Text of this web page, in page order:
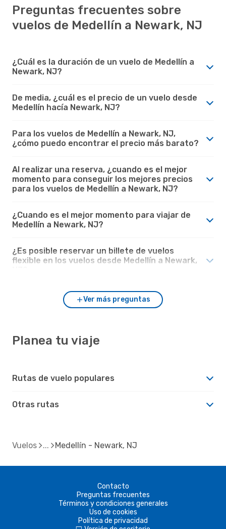
Preguntas frecuentes sobre
vuelos de Medellín a Newark, NJ
¿Cuál es la duración de un vuelo de Medellín a
Newark, NJ?
De media, ¿cuál es el precio de un vuelo desde
Medellín hacía Newark, NJ?
Para los vuelos de Medellín a Newark, NJ,
¿cómo puedo encontrar el precio más barato?
Al realizar una reserva, ¿cuando es el mejor
momento para conseguir los mejores precios
para los vuelos de Medellín a Newark, NJ?
¿Cuando es el mejor momento para viajar de
Medellín a Newark, NJ?
¿Es posible reservar un billete de vuelos
flexible en los vuelos desde Medellín a Newark,
Ver más preguntas
Planea tu viaje
Rutas de vuelo populares
Otras rutas
Vuelos Medellín - Newark, NJ
Contacto
Preguntas frecuentes
Términos y condiciones generales
Uso de cookies
Política de privacidad